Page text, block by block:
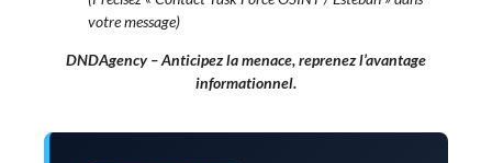
votre message)
DNDAgency – Anticipez la menace, reprenez l’avantage
informationnel.